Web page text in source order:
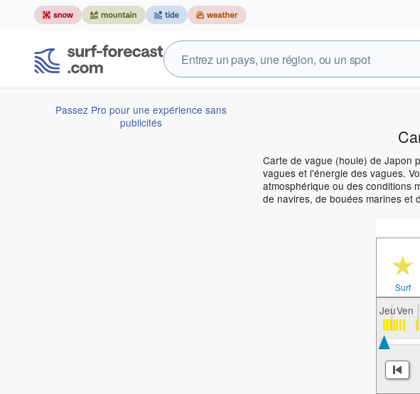
Passez Pro pour une expérience sans
publicités
Carte de vague (houle) de Japon
vagues et l'énergie des vagues.
atmosphérique ou des conditions
de navires, de bouées marines et
Surf
JeuVen